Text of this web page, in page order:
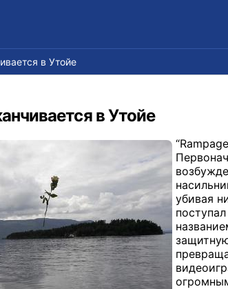
в Утойе
в Утойе
убивая